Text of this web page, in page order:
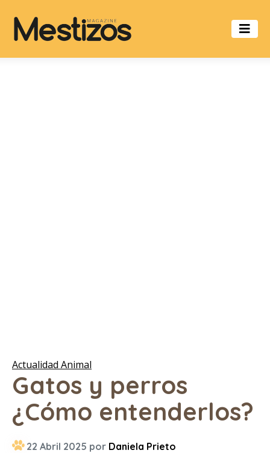
Actualidad Animal
Gatos y perros
¿Cómo entenderlos?
22 Abril 2025 por Daniela Prieto